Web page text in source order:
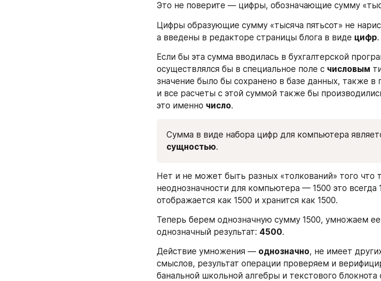
Это не поверите — цифры, обозначающие сумму
Цифры образующие сумму «тысяча пятьсот» не
а введены в редакторе страницы блога в виде цифр.
Если бы эта сумма вводилась в бухгалтерской
осуществлялся бы в специальное поле с числовым
значение было бы сохранено в базе данных, также в
и все расчеты с этой суммой также бы
это именно число.
Сумма в виде набора цифр для компьютера
сущностью.
Нет и не может быть разных «толкований» того что
неоднозначности для компьютера — 1500 это всегда
отображается как 1500 и хранится как 1500.
Теперь берем однозначную сумму 1500, умножаем ее
однозначный результат: 4500.
Действие умножения — однозначно, не имеет
смыслов, результат операции проверяем и
банальной школьной алгебры и текстового блокнота